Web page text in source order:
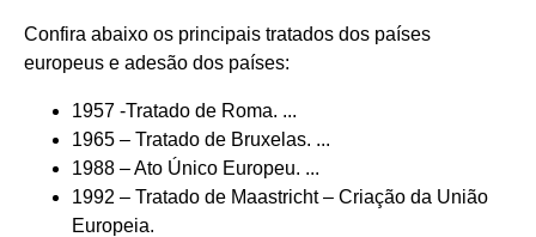
Confira abaixo os principais tratados dos países
europeus e adesão dos países:
1957 -Tratado de Roma. ...
1965 – Tratado de Bruxelas. ...
1988 – Ato Único Europeu. ...
1992 – Tratado de Maastricht – Criação da União
Europeia.